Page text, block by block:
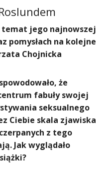
temat jego najnowszej
pomysłach na kolejne
Chojnicka
że
fabuły swojej
seksualnego
Ciebie skala zjawiska
z tego
Jak wyglądało